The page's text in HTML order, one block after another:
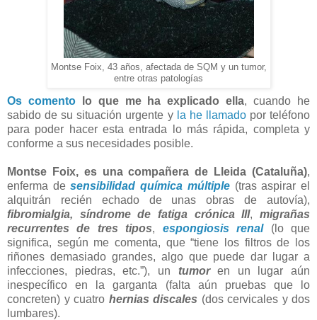
Montse Foix, 43 años, afectada de SQM y un tumor,
entre otras patologías
Os comentolo que me ha explicado ella, cuando he
sabido de su situación urgente y la he llamadopor teléfono
para poder hacer esta entrada lo más rápida, completa y
conforme a sus necesidades posible.
Montse Foix, es una compañera de Lleida (Cataluña),
enferma desensibilidad química múltiple (tras aspirar el
alquitrán recién echado de unas obras de autovía),
fibromialgia, síndrome de fatiga crónica III,migrañas
recurrentes de tres tipos, espongiosis renal(lo que
significa, según me comenta, que “tiene los filtros de los
riñones demasiado grandes, algo que puede dar lugar a
infecciones, piedras, etc.”), un tumoren un lugar aún
inespecífico en la garganta (falta aún pruebas que lo
concreten) y cuatro hernias discales (dos cervicales y dos
lumbares).